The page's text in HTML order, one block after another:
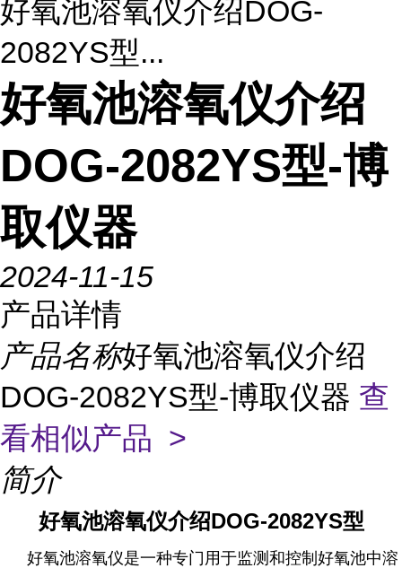
好氧池溶氧仪介绍DOG-
2082YS型...
好氧池溶氧仪介绍
DOG-2082YS型-博
取仪器
2024-11-15
产品详情
产品名称好氧池溶氧仪介绍
DOG-2082YS型-博取仪器 查
看相似产品 >
简介
好氧池溶氧仪介绍DOG-2082YS型
好氧池溶氧仪是一种专门用于监测和控制好氧池中溶